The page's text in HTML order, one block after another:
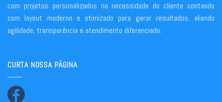
com projetos personalizados na necessidade do cliente contando
com layout moderno e otimizado para gerar resultados, aliando
agilidade, transparência e atendimento diferenciado.
CURTA NOSSA PÁGINA